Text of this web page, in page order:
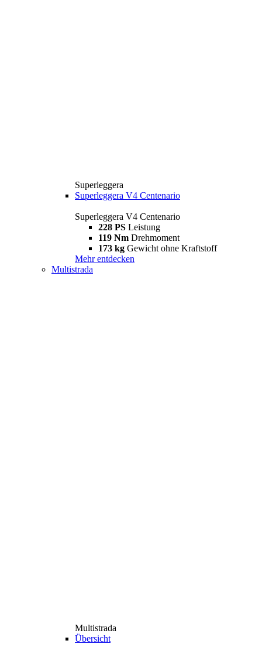
Superleggera
Superleggera V4 Centenario
Superleggera V4 Centenario
228 PS Leistung
119 Nm Drehmoment
173 kg Gewicht ohne Kraftstoff
Mehr entdecken
Multistrada
Multistrada
Übersicht